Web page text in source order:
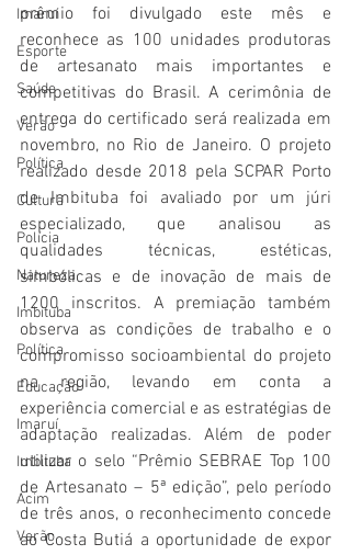
Imaruí
Esporte
Saúde
Verão
Política
Cultura
Polícia
Natureza
Imbituba
Política
Educação
Imaruí
Imbituba
Acim
Verão
prêmio foi divulgado este mês e
reconhece as 100 unidades produtoras
de artesanato mais importantes e
competitivas do Brasil. A cerimônia de
entrega do certificado será realizada em
novembro, no Rio de Janeiro. O projeto
realizado desde 2018 pela SCPAR Porto
de Imbituba foi avaliado por um júri
especializado, que analisou as
qualidades técnicas, estéticas,
simbólicas e de inovação de mais de
1200 inscritos. A premiação também
observa as condições de trabalho e o
compromisso socioambiental do projeto
na região, levando em conta a
experiência comercial e as estratégias de
adaptação realizadas. Além de poder
utilizar o selo “Prêmio SEBRAE Top 100
de Artesanato – 5ª edição”, pelo período
de três anos, o reconhecimento concede
ao Costa Butiá a oportunidade de expor